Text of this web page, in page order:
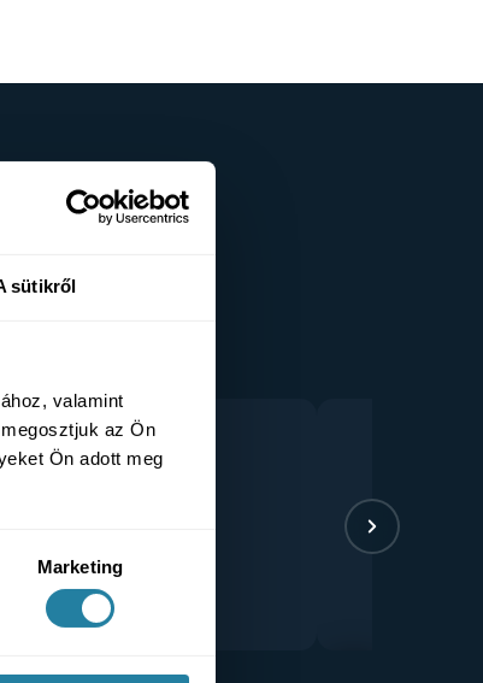
sütikről
valamint
az Ön
Ön adott meg
Marketing